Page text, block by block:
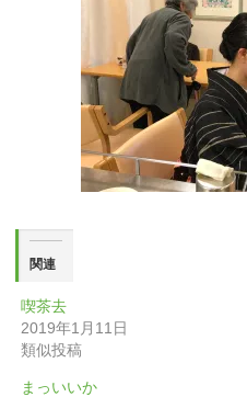
関連
喫茶去
2019年1月11日
類似投稿
まっいいか